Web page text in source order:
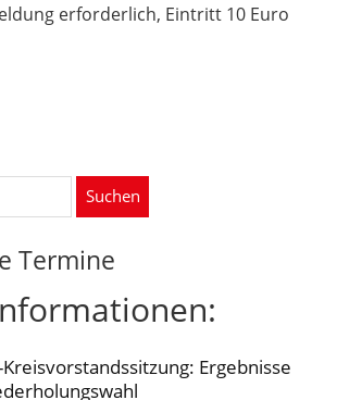
erforderlich, Eintritt 10 Euro
Termine
Ergebnisse